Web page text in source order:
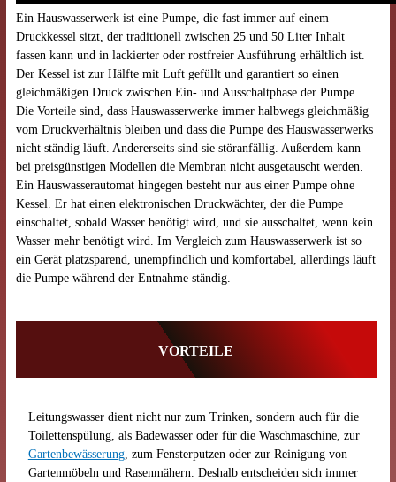
Ein Hauswasserwerk ist eine Pumpe, die fast immer auf einem
Druckkessel sitzt, der traditionell zwischen 25 und 50 Liter Inhalt
fassen kann und in lackierter oder rostfreier Ausführung erhältlich ist.
Der Kessel ist zur Hälfte mit Luft gefüllt und garantiert so einen
gleichmäßigen Druck zwischen Ein- und Ausschaltphase der Pumpe.
Die Vorteile sind, dass Hauswasserwerke immer halbwegs gleichmäßig
vom Druckverhältnis bleiben und dass die Pumpe des Hauswasserwerks
nicht ständig läuft. Andererseits sind sie störanfällig. Außerdem kann
bei preisgünstigen Modellen die Membran nicht ausgetauscht werden.
Ein Hauswasserautomat hingegen besteht nur aus einer Pumpe ohne
Kessel. Er hat einen elektronischen Druckwächter, der die Pumpe
einschaltet, sobald Wasser benötigt wird, und sie ausschaltet, wenn kein
Wasser mehr benötigt wird. Im Vergleich zum Hauswasserwerk ist so
ein Gerät platzsparend, unempfindlich und komfortabel, allerdings läuft
die Pumpe während der Entnahme ständig.
VORTEILE
Leitungswasser dient nicht nur zum Trinken, sondern auch für die
Toilettenspülung, als Badewasser oder für die Waschmaschine, zur
Gartenbewässerung, zum Fensterputzen oder zur Reinigung von
Gartenmöbeln und Rasenmähern. Deshalb entscheiden sich immer